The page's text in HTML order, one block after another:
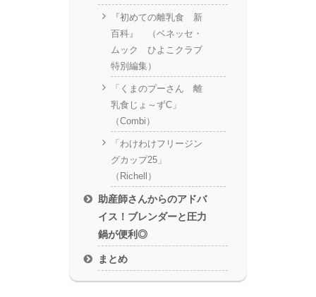
『初めての離乳食 新
百科』 （ベネッセ・
ムック ひよこクラブ
特別編集）
「くまのプーさん 離
乳食じょ～ずC」
（Combi）
「わけわけフリージン
グカップ25」
（Richell）
助産師さんからのアドバ
イス！ブレンダーと圧力
鍋が便利◎
まとめ